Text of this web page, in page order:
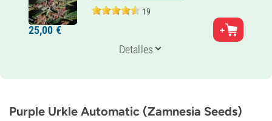
19
Padres
Bubble Gum x Kush
20% Sativa
9-10 semanas
18%
CBD
25,00 €
Detalles
Purple Urkle Automatic (Zamnesia Seeds)